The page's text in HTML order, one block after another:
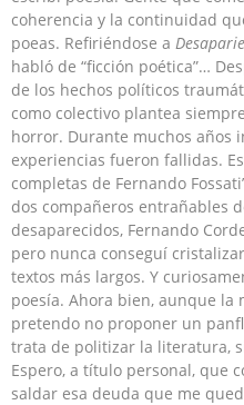
coherencia y la continuidad
poeas. Refiriéndose a
habló de “ficción poética”…
de los hechos políticos
como colectivo plantea
horror. Durante muchos años
experiencias fueron fallidas.
completas de Fernando
dos compañeros entrañables
desaparecidos, Fernando
pero nunca conseguí
textos más largos. Y
poesía. Ahora bien, aunque la
pretendo no proponer un
trata de politizar la literatura,
Espero, a título personal, que
saldar esa deuda que me